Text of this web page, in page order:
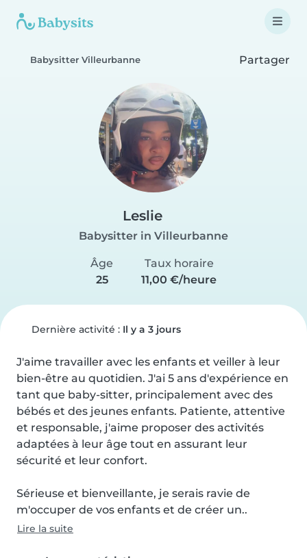
Babysitter Villeurbanne Partager
Leslie
Babysitter in Villeurbanne
Âge
25
Taux horaire
11,00 €/heure
Dernière activité : Il y a 3 jours
J'aime travailler avec les enfants et veiller à leur
bien-être au quotidien. J'ai 5 ans d'expérience en
tant que baby-sitter, principalement avec des
bébés et des jeunes enfants. Patiente, attentive
et responsable, j'aime proposer des activités
adaptées à leur âge tout en assurant leur
sécurité et leur confort.
Sérieuse et bienveillante, je serais ravie de
m'occuper de vos enfants et de créer un..
Lire la suite